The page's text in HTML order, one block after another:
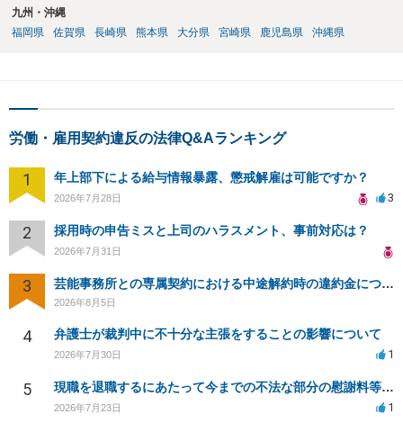
九州・沖縄
福岡県
佐賀県 長崎県 熊本県 大分県 宮崎県 鹿児島県 沖縄県
労働・雇用契約違反の法律Q&Aランキング
1 年上部下による給与情報暴露、懲戒解雇は可能ですか？
2026年7月28日 3
2 採用時の申告ミスと上司のハラスメント、事前対応は？
2026年7月31日
3 芸能事務所との専属契約における中途解約時の違約金について相談したいです
2026年8月5日
4 弁護士が裁判中に不十分な主張をすることの影響について
2026年7月30日 1
5 現職を退職するにあたって今までの不法な部分の慰謝料等は請求できるのか。
2026年7月23日 1